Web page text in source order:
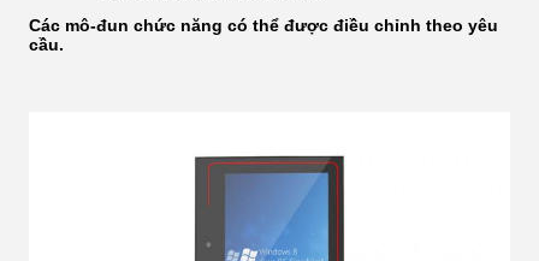
Các mô-đun chức năng có thể được điều chỉnh theo yêu
cầu.